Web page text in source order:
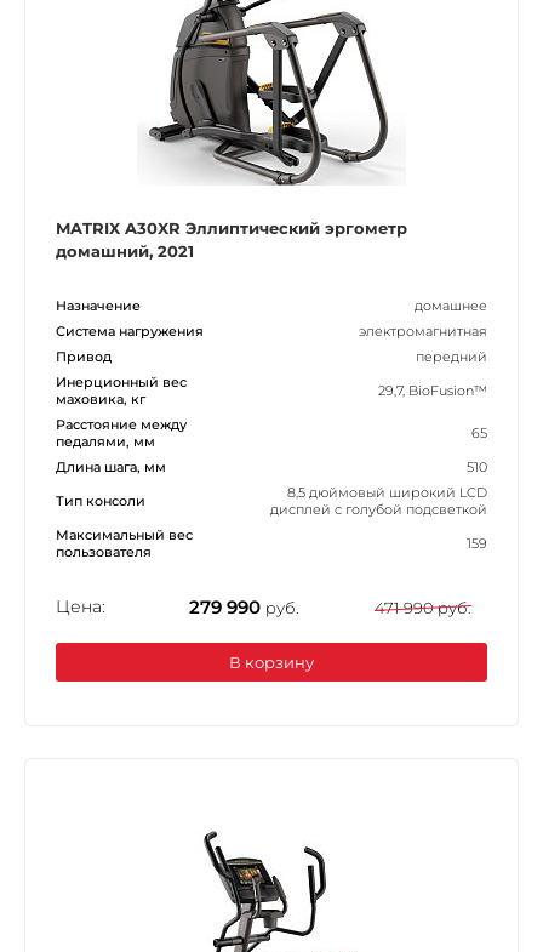
MATRIX A30XR Эллиптический эргометр
домашний, 2021
Назначение
домашнее
Система нагружения
электромагнитная
Привод
передний
Инерционный вес
маховика, кг
29,7, BioFusion™
Расстояние между
педалями, мм
65
Длина шага, мм
510
Тип консоли
8,5 дюймовый широкий LCD
дисплей с голубой подсветкой
Максимальный вес
пользователя
159
Цена: 279 990 руб. 471 990 руб.
В корзину